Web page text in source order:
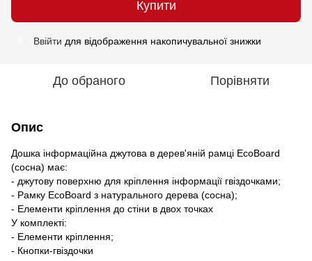
Купити
Ввійти для відображення накопичувальної знижки
До обраного Порівняти
Опис
Дошка інформаційна джутова в дерев'яній рамці EcoBoard
(сосна) має:
- джутову поверхню для кріплення інформації гвіздочками;
- Рамку EcoBoard з натурального дерева (сосна);
- Елементи кріплення до стіни в двох точках
У комплекті:
- Елементи кріплення;
- Кнопки-гвіздочки